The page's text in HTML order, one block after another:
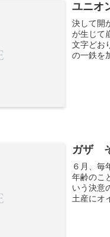
ユニオ
決して開
が生じて
文字どお
の一鉄を
ガザ
６月、毎
年齢のこ
いう決意
土産にオ